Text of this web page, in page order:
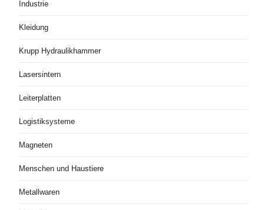
Industrie
Kleidung
Krupp Hydraulikhammer
Lasersintern
Leiterplatten
Logistiksysteme
Magneten
Menschen und Haustiere
Metallwaren